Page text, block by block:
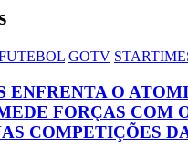
GOTV
ENFRENTA O
FORÇAS COM
COMPETIÇÕES